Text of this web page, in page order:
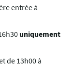
entrée à
uniquement
de 13h00 à